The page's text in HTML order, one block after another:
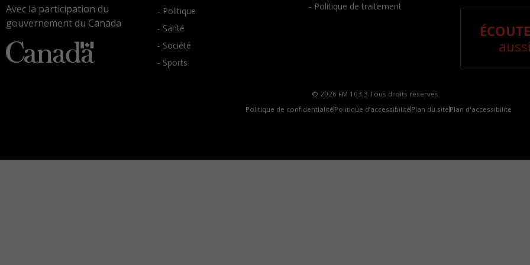
Avec la participation du
gouvernement du Canada
- Politique
- Santé
- Société
- Sports
- Politique de traitement
© 2026 FM 103,3 Tous droits réservés.
Politique de confidentialité Politique d’accessibilité Plan du site Plan d'accessibilite